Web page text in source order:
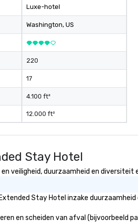
Luxe-hotel
Washington, US
220
17
4.100 ft²
12.000 ft²
Stay Hotel
veiligheid, duurzaamheid en diversiteit
Stay Hotel inzake
en scheiden van afval (bijvoorbeeld